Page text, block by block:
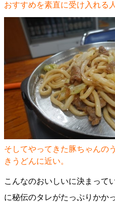
おすすめを素直に受け入れる
そしてやってきた豚ちゃんの
きうどんに近い。
こんなのおいしいに決まって
に秘伝のタレがたっぷりかか